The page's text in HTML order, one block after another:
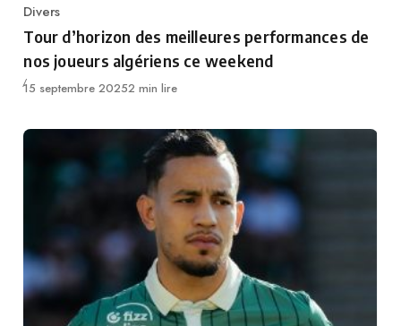
Category
Divers
Tour d’horizon des meilleures performances de
nos joueurs algériens ce weekend
Publié
15 septembre 20252 min lire